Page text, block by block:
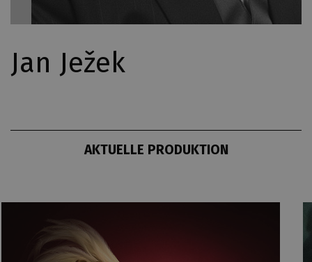
Jan Ježek
AKTUELLE PRODUKTION